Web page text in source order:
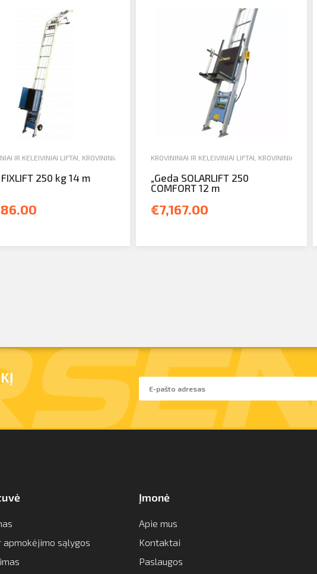
IR KELEIVINIAI LIFTAI KROVININIAI LIFTAI PARDAVIMAS
250 kg 14 m
KROVININIAI IR KELEIVINIAI LIFTAI KROVININIAI LIFTAI
„Geda SOLARLIFT 250
COMFORT 12 m
€7,167.00
apmokėjimo sąlygos
Įmonė
Apie mus
Kontaktai
Paslaugos